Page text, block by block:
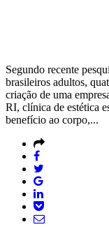
Segundo recente
brasileiros adultos,
criação de uma
RI, clínica de estética
benefício ao corpo,...